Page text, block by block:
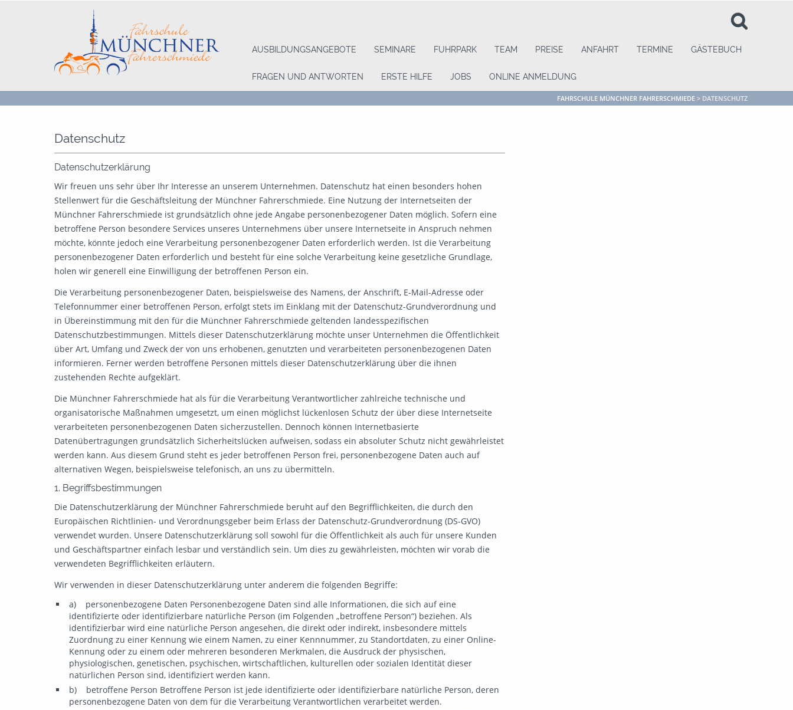
AUSBILDUNGSANGEBOTE SEMINARE FUHRPARK TEAM PREISE ANFAHRT TERMINE GÄSTEBUCH
FRAGEN UND ANTWORTEN ERSTE HILFE JOBS ONLINE ANMELDUNG
FAHRSCHULE MÜNCHNER FAHRERSCHMIEDE > DATENSCHUTZ
Datenschutz
Datenschutzerklärung
Wir freuen uns sehr über Ihr Interesse an unserem Unternehmen. Datenschutz hat einen besonders hohen
Stellenwert für die Geschäftsleitung der Münchner Fahrerschmiede. Eine Nutzung der Internetseiten der
Münchner Fahrerschmiede ist grundsätzlich ohne jede Angabe personenbezogener Daten möglich. Sofern eine
betroffene Person besondere Services unseres Unternehmens über unsere Internetseite in Anspruch nehmen
möchte, könnte jedoch eine Verarbeitung personenbezogener Daten erforderlich werden. Ist die Verarbeitung
personenbezogener Daten erforderlich und besteht für eine solche Verarbeitung keine gesetzliche Grundlage,
holen wir generell eine Einwilligung der betroffenen Person ein.
Die Verarbeitung personenbezogener Daten, beispielsweise des Namens, der Anschrift, E-Mail-Adresse oder
Telefonnummer einer betroffenen Person, erfolgt stets im Einklang mit der Datenschutz-Grundverordnung und
in Übereinstimmung mit den für die Münchner Fahrerschmiede geltenden landesspezifischen
Datenschutzbestimmungen. Mittels dieser Datenschutzerklärung möchte unser Unternehmen die Öffentlichkeit
über Art, Umfang und Zweck der von uns erhobenen, genutzten und verarbeiteten personenbezogenen Daten
informieren. Ferner werden betroffene Personen mittels dieser Datenschutzerklärung über die ihnen
zustehenden Rechte aufgeklärt.
Die Münchner Fahrerschmiede hat als für die Verarbeitung Verantwortlicher zahlreiche technische und
organisatorische Maßnahmen umgesetzt, um einen möglichst lückenlosen Schutz der über diese Internetseite
verarbeiteten personenbezogenen Daten sicherzustellen. Dennoch können Internetbasierte
Datenübertragungen grundsätzlich Sicherheitslücken aufweisen, sodass ein absoluter Schutz nicht gewährleistet
werden kann. Aus diesem Grund steht es jeder betroffenen Person frei, personenbezogene Daten auch auf
alternativen Wegen, beispielsweise telefonisch, an uns zu übermitteln.
1. Begriffsbestimmungen
Die Datenschutzerklärung der Münchner Fahrerschmiede beruht auf den Begrifflichkeiten, die durch den
Europäischen Richtlinien- und Verordnungsgeber beim Erlass der Datenschutz-Grundverordnung (DS-GVO)
verwendet wurden. Unsere Datenschutzerklärung soll sowohl für die Öffentlichkeit als auch für unsere Kunden
und Geschäftspartner einfach lesbar und verständlich sein. Um dies zu gewährleisten, möchten wir vorab die
verwendeten Begrifflichkeiten erläutern.
Wir verwenden in dieser Datenschutzerklärung unter anderem die folgenden Begriffe:
a) personenbezogene Daten Personenbezogene Daten sind alle Informationen, die sich auf eine
identifizierte oder identifizierbare natürliche Person (im Folgenden „betroffene Person“) beziehen. Als
identifizierbar wird eine natürliche Person angesehen, die direkt oder indirekt, insbesondere mittels
Zuordnung zu einer Kennung wie einem Namen, zu einer Kennnummer, zu Standortdaten, zu einer Online-
Kennung oder zu einem oder mehreren besonderen Merkmalen, die Ausdruck der physischen,
physiologischen, genetischen, psychischen, wirtschaftlichen, kulturellen oder sozialen Identität dieser
natürlichen Person sind, identifiziert werden kann.
b) betroffene Person Betroffene Person ist jede identifizierte oder identifizierbare natürliche Person, deren
personenbezogene Daten von dem für die Verarbeitung Verantwortlichen verarbeitet werden.